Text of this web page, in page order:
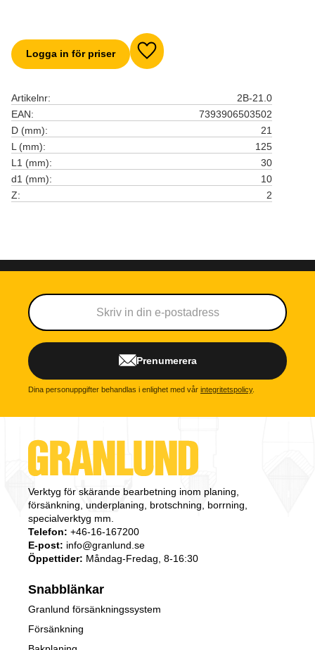
Logga in för priser Lägg till i favoriter
Artikelnr
2B-21.0
EAN
7393906503502
D (mm)
21
L (mm)
125
L1 (mm)
30
d1 (mm)
10
Z
2
Prenumerera
Dina personuppgifter behandlas i enlighet med vår integritetspolicy.
Verktyg för skärande bearbetning inom planing,
försänkning, underplaning, brotschning, borrning,
specialverktyg mm.
Telefon: +46-16-167200
E-post: info@granlund.se
Öppettider: Måndag-Fredag, 8-16:30
Snabblänkar
Granlund försänkningssystem
Försänkning